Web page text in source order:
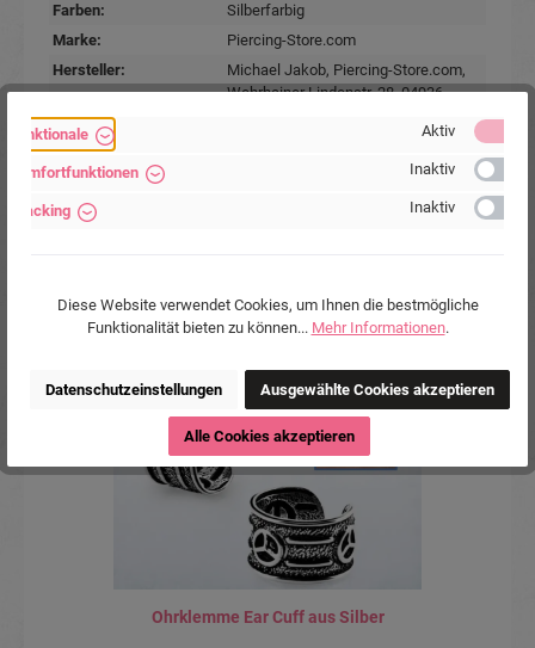
Farben:
Silberfarbig
Marke:
Piercing-Store.com
Hersteller:
Michael Jakob, Piercing-Store.com,
Wehrhainer Lindenstr. 28, 04936
Produktgalerie überspringen
Accessory Items
Ohrklemme Ear Cuff aus Silber
Funktionale Aktiv
Komfortfunktionen Inaktiv
Tracking Inaktiv
Diese Website verwendet Cookies, um Ihnen die bestmögliche
Funktionalität bieten zu können... Mehr Informationen.
Datenschutzeinstellungen Ausgewählte Cookies akzeptieren
Alle Cookies akzeptieren